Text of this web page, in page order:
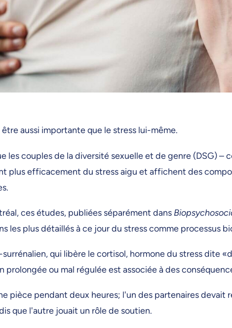
aussi importante que le stress lui-même.
les couples de la diversité sexuelle et de genre (DSG) –
plus efficacement du stress aigu et affichent des
ces études, publiées séparément dans
les plus détaillés à ce jour du stress comme processus
qui libère le cortisol, hormone du stress dite
ou mal régulée est associée à des
pièce pendant deux heures; l'un des partenaires devait
que l'autre jouait un rôle de soutien.